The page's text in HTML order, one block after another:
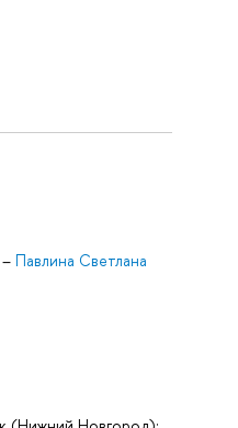
– Павлина Светлана